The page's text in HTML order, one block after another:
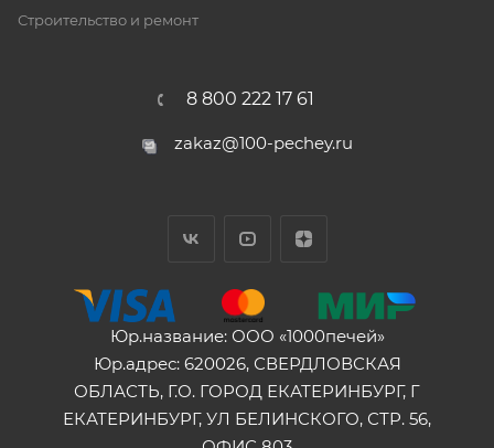
Строительство и ремонт
8 800 222 17 61
zakaz@100-pechey.ru
Юр.название: ООО «1000печей»
Юр.адрес: 620026, СВЕРДЛОВСКАЯ
ОБЛАСТЬ, Г.О. ГОРОД ЕКАТЕРИНБУРГ, Г
ЕКАТЕРИНБУРГ, УЛ БЕЛИНСКОГО, СТР. 56,